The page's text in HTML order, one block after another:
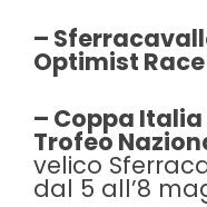
–
Optimist
– Coppa Italia
Trofeo
velico
dal 5 all’8